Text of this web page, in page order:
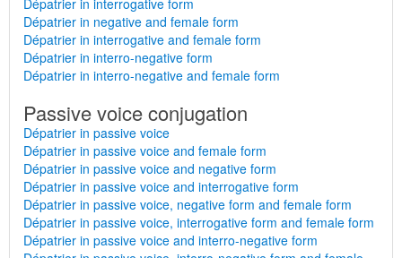
Dépatrier in interrogative form
Dépatrier in negative and female form
Dépatrier in interrogative and female form
Dépatrier in interro-negative form
Dépatrier in interro-negative and female form
Passive voice conjugation
Dépatrier in passive voice
Dépatrier in passive voice and female form
Dépatrier in passive voice and negative form
Dépatrier in passive voice and interrogative form
Dépatrier in passive voice, negative form and female form
Dépatrier in passive voice, interrogative form and female form
Dépatrier in passive voice and interro-negative form